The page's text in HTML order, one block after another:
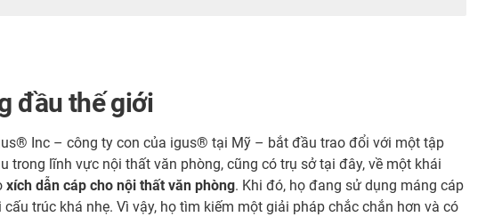
đầu thế giới
Inc – công ty con của igus® tại Mỹ – bắt đầu trao đổi với một tập
trong lĩnh vực nội thất văn phòng, cũng có trụ sở tại đây, về một khái
xích dẫn cáp cho nội thất văn phòng. Khi đó, họ đang sử dụng máng cáp
cấu trúc khá nhẹ. Vì vậy, họ tìm kiếm một giải pháp chắc chắn hơn và có